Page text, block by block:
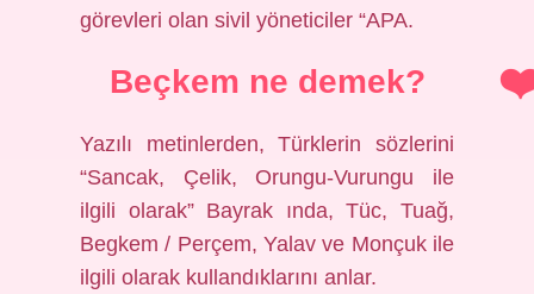
görevleri olan sivil yöneticiler “APA.
Beçkem ne demek?
Yazılı metinlerden, Türklerin sözlerini
“Sancak, Çelik, Orungu-Vurungu ile
ilgili olarak” Bayrak ında, Tüc, Tuağ,
Begkem / Perçem, Yalav ve Monçuk ile
ilgili olarak kullandıklarını anlar.